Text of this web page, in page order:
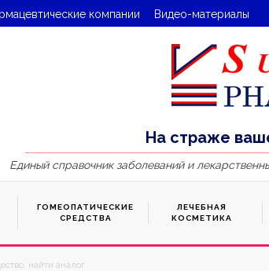
компании Видео-материалы
На страже
Единый справочник заболеваний и
ГОМЕОПАТИЧЕСКИЕ
СРЕДСТВА
ЛЕЧЕБНАЯ
КОСМЕТИКА
найти аналог